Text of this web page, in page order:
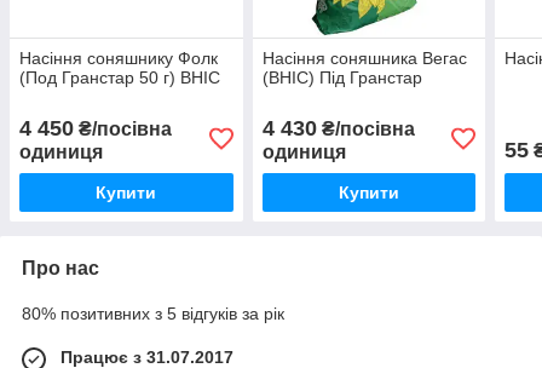
Насіння соняшнику Фолк
(Под Гранстар 50 г) ВНІС
4 450 ₴/посівна
одиниця
Купити
Насіння соняшника Вегас
(ВНІС) Під Гранстар
4 430₴/посівна
одиниця
Купити
55
Про нас
80% позитивних з 5 відгуків за рік
Працює з 31.07.2017